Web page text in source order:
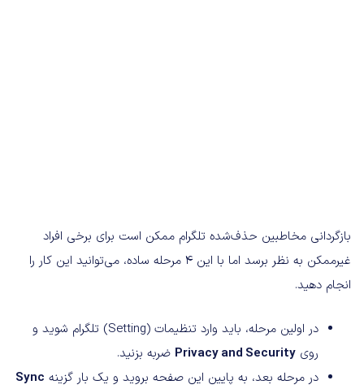
بازگردانی مخاطبین حذف‌شده تلگرام ممکن است برای برخی افراد
غیرممکن به‌ نظر برسد اما با این 4 مرحله ساده، می‌توانید این کار را
انجام دهید.
در اولین مرحله، باید وارد تنظیمات (Setting) تلگرام شوید و
روی Privacy and Security ضربه بزنید.
در مرحله بعد، به پایین این صفحه بروید و یک‌ بار گزینه Sync